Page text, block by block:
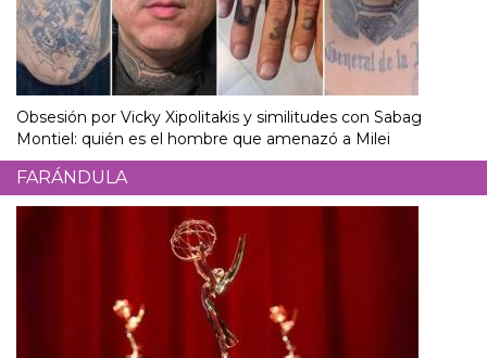
Obsesión por Vicky Xipolitakis y similitudes con Sabag
Montiel: quién es el hombre que amenazó a Milei
FARÁNDULA